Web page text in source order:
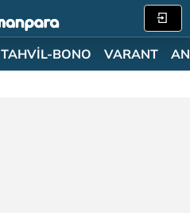
TAHVİL-BONO VARANT